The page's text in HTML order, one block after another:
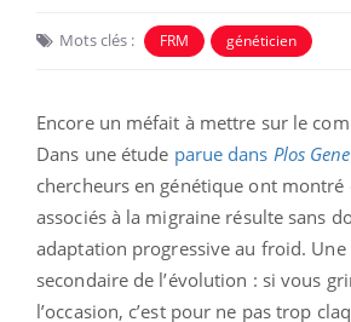
Mots clés : FRM généticien
Encore un méfait à mettre sur le
Dans une étude parue dans Plos
chercheurs en génétique ont montré
associés à la migraine résulte sans
adaptation progressive au froid. Une
secondaire de l’évolution : si vous
l’occasion, c’est pour ne pas trop